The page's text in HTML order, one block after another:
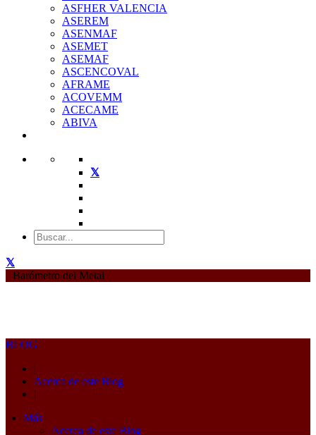
ASFHER VALENCIA
ASEREM
ASENMAF
ASEMET
ASEMAF
ASCENCOVAL
AFRAME
ACOVEMM
ACECAME
ABIVA
Barómetro del Metal
BLOG
|
Acerca de este Blog
|
Más
Acerca de este Blog